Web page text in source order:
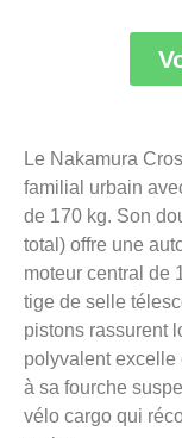
Le Nakamura
familial urbain
de 170 kg. Son
total) offre une
moteur central de
tige de selle
pistons rassurent
polyvalent excelle
à sa fourche
vélo cargo qui